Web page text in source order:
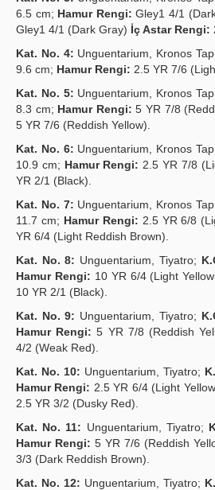
6.5 cm; Hamur Rengi: Gley1 4/1
Gley1 4/1 (Dark Gray) İç Astar Rengi:
Kat. No. 4: Unguentarium, Kronos
9.6 cm; Hamur Rengi: 2.5 YR 7/6
Kat. No. 5: Unguentarium, Kronos
8.3 cm; Hamur Rengi: 5 YR 7/8
5 YR 7/6 (Reddish Yellow).
Kat. No. 6: Unguentarium, Kronos
10.9 cm; Hamur Rengi: 2.5 YR 7/8
YR 2/1 (Black).
Kat. No. 7: Unguentarium, Kronos
11.7 cm; Hamur Rengi: 2.5 YR 6/8
YR 6/4 (Light Reddish Brown).
Kat. No. 8: Unguentarium, Tiyatro;
Hamur Rengi: 10 YR 6/4 (Light
10 YR 2/1 (Black).
Kat. No. 9: Unguentarium, Tiyatro;
Hamur Rengi: 5 YR 7/8 (Reddish
4/2 (Weak Red).
Kat. No. 10: Unguentarium, Tiyatro;
Hamur Rengi: 2.5 YR 6/4 (Light
2.5 YR 3/2 (Dusky Red).
Kat. No. 11: Unguentarium, Tiyatro;
Hamur Rengi: 5 YR 7/6 (Reddish
3/3 (Dark Reddish Brown).
Kat. No. 12: Unguentarium, Tiyatro;